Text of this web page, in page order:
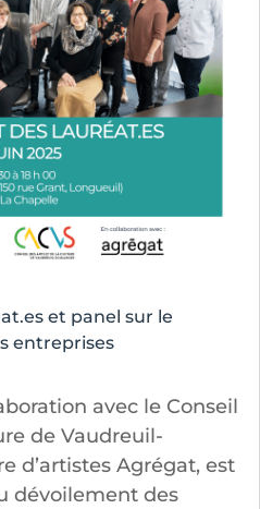
et panel sur le
entreprises
avec le Conseil
de Vaudreuil-
d’artistes Agrégat, est
dévoilement des